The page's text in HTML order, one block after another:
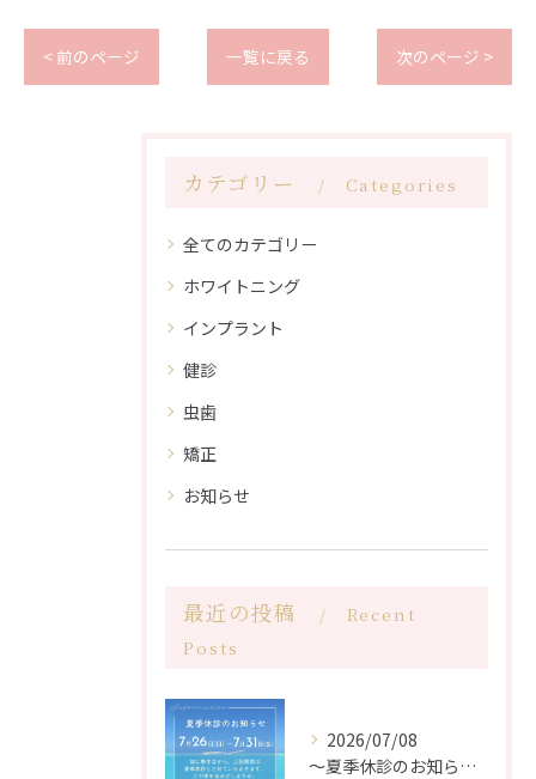
< 前のページ 一覧に戻る 次のページ >
カテゴリー Categories
全てのカテゴリー
ホワイトニング
インプラント
健診
虫歯
矯正
お知らせ
最近の投稿
Recent
Posts
2026/07/08
〜夏季休診のお知らせ〜